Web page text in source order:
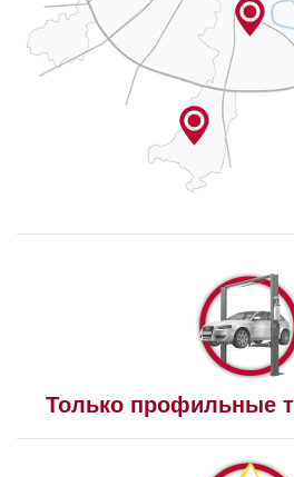
Только профильные